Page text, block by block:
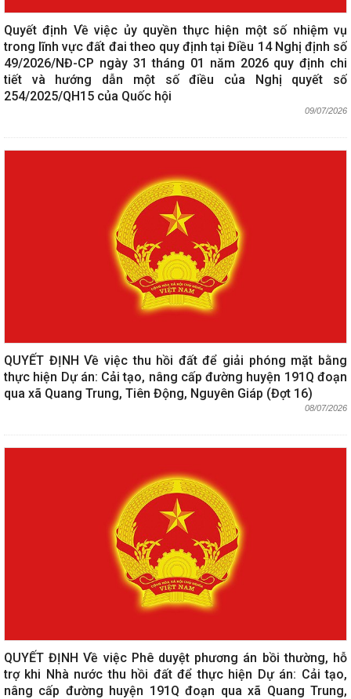
Quyết định Về việc ủy quyền thực hiện một số nhiệm vụ
trong lĩnh vực đất đai theo quy định tại Điều 14 Nghị định số
49/2026/NĐ-CP ngày 31 tháng 01 năm 2026 quy định chi
tiết và hướng dẫn một số điều của Nghị quyết số
254/2025/QH15 của Quốc hội
09/07/2026
QUYẾT ĐỊNH Về việc thu hồi đất để giải phóng mặt bằng
thực hiện Dự án: Cải tạo, nâng cấp đường huyện 191Q đoạn
qua xã Quang Trung, Tiên Động, Nguyên Giáp (Đợt 16)
08/07/2026
QUYẾT ĐỊNH Về việc Phê duyệt phương án bồi thường, hỗ
trợ khi Nhà nước thu hồi đất để thực hiện Dự án: Cải tạo,
nâng cấp đường huyện 191Q đoạn qua xã Quang Trung,